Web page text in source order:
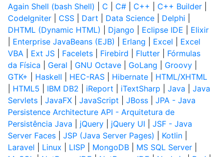
Again Shell (bash Shell)
C C# C++ C++ Builder
CodeIgniter
CSS Dart Data Science Delphi
DHTML (Dynamic HTML)
Django Eclipse IDE
Elixir
Enterprise JavaBeans (EJB) Erlang Excel
Excel
VBA
Ext JS Facelets Firebird Flutter
Fórmulas
da Física
Geral GNU Octave GoLang Groovy
GTK+
Haskell HEC-RAS Hibernate
HTML/XHTML
HTML5 IBM DB2 iReport iTextSharp Java
Java
Servlets
JavaFX JavaScript JBoss
JPA - Java
Persistence Architecture API - Arquitetura de
Persistência Java
jQuery jQuery UI
JSF - Java
Server Faces
JSP (Java Server Pages) Kotlin
Laravel
Linux LISP MongoDB MS SQL Server